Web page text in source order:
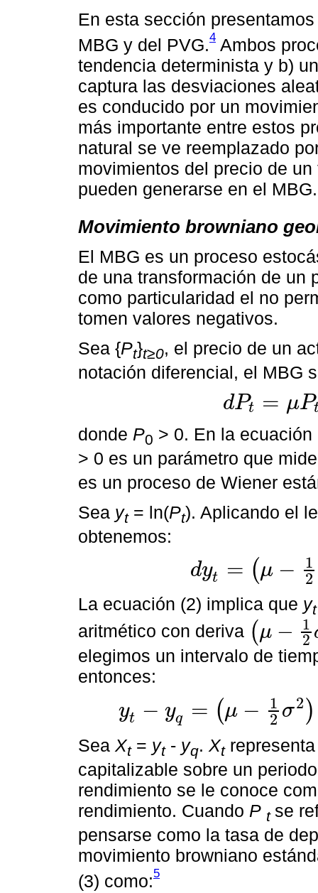
En esta sección
MBG y del PVG.4 Ambos
tendencia determinista y b)
captura las desviaciones
es conducido por un
más importante entre estos
natural se ve reemplazado
movimientos del precio de
pueden generarse en el MBG.
Movimiento browniano
El MBG es un proceso
de una transformación de un
como particularidad el no
tomen valores negativos.
Sea {Pt}t≥0, el precio de un
notación diferencial, el MBG
dPt = μP
dPt=μP +σPt Wt,
donde P0 > 0. En la
> 0 es un parámetro que
es un proceso de Wiener
Sea yt= ln(Pt). Aplicando el
obtenemos:
dyt = (μ −
1
2
dyt =μ- 2σ2d + σdWt,
La ecuación (2) implica que yt
aritmético con deriva ( μ −
1
2
μ- 12σ
elegimos un intervalo de
entonces:
yt − yq = (μ −
1
2 σ2 )
yt-yq =μ-1 σ2t- +(W W q)σ
Sea Xt= yt- yq. Xtrepresenta
capitalizable sobre un
rendimiento se le conoce
rendimiento. Cuando P t se
pensarse como la tasa de
movimiento browniano
(3) como:5